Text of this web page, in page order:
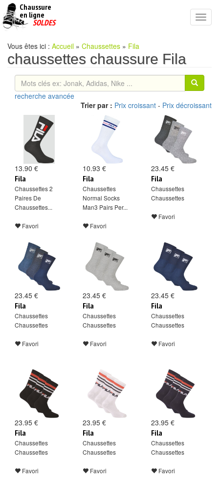
Chaussure
en ligne
pas
SOLDES
Vous êtes ici : Accueil » Chaussettes » Fila
chaussettes chaussure Fila
recherche avancée
Trier par : Prix croissant - Prix décroissant
13.90 €
Fila
Chaussettes 2
Paires De
Chaussettes...
Favori
10.93 €
Fila
Chaussettes
Normal Socks
Man3 Pairs Per...
Favori
23.45 €
Fila
Chaussettes
Chaussettes
Favori
23.45 €
Fila
Chaussettes
Chaussettes
Favori
23.45 €
Fila
Chaussettes
Chaussettes
Favori
23.45 €
Fila
Chaussettes
Chaussettes
Favori
23.95 €
Fila
Chaussettes
Chaussettes
Favori
23.95 €
Fila
Chaussettes
Chaussettes
Favori
23.95 €
Fila
Chaussettes
Chaussettes
Favori